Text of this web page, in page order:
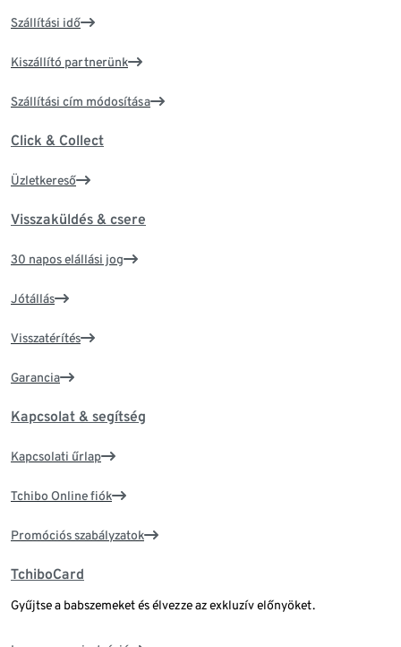
Szállítási idő
Kiszállító partnerünk
Szállítási cím módosítása
Click & Collect
Üzletkereső
Visszaküldés & csere
30 napos elállási jog
Jótállás
Visszatérítés
Garancia
Kapcsolat & segítség
Kapcsolati űrlap
Tchibo Online fiók
Promóciós szabályzatok
TchiboCard
Gyűjtse a babszemeket és élvezze az exkluzív előnyöket.